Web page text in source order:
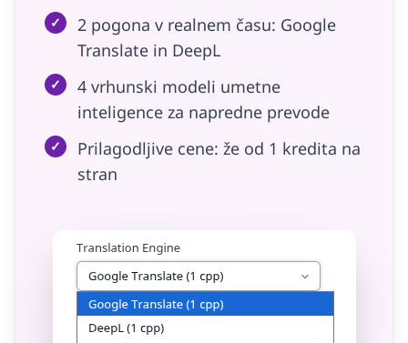
✓
2 pogona v realnem času: Google
Translate in DeepL
✓
4 vrhunski modeli umetne
inteligence za napredne prevode
✓
Prilagodljive cene: že od 1 kredita na
stran